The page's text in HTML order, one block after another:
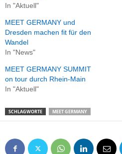
In "Aktuell"
MEET GERMANY und
Dresden machen fit für den
Wandel
In "News"
MEET GERMANY SUMMIT
on tour durch Rhein-Main
In "Aktuell"
SCHLAGWORTE MEET GERMANY